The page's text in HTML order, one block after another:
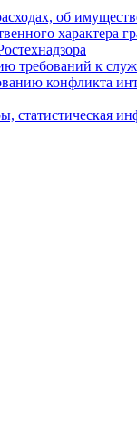
об
характера
требований к
конфликта
статистическая